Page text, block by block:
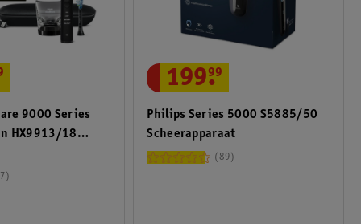
9000 Series
HX9913/18
7
Philips Series 5000 S5885/50
Scheerapparaat
199.
99
89